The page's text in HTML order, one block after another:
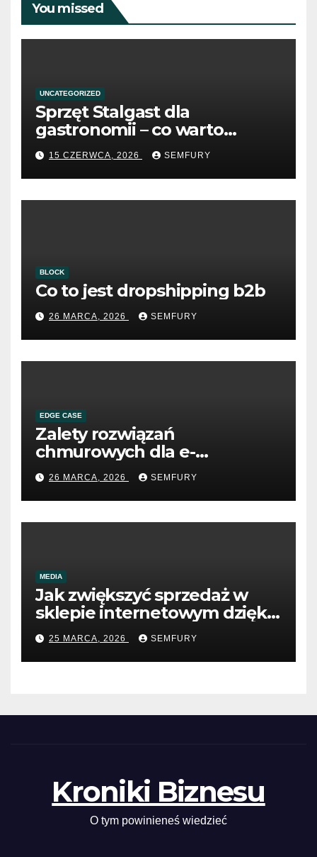
You missed
UNCATEGORIZED
Sprzęt Stalgast dla
gastronomii – co warto
wiedzieć przed zakupem?
15 CZERWCA, 2026 SEMFURY
BLOCK
Co to jest dropshipping b2b
26 MARCA, 2026 SEMFURY
EDGE CASE
Zalety rozwiązań
chmurowych dla e-
commerce B2B
26 MARCA, 2026 SEMFURY
MEDIA
Jak zwiększyć sprzedaż w
sklepie internetowym dzięki
SEO
25 MARCA, 2026 SEMFURY
Kroniki Biznesu
O tym powinieneś wiedzieć